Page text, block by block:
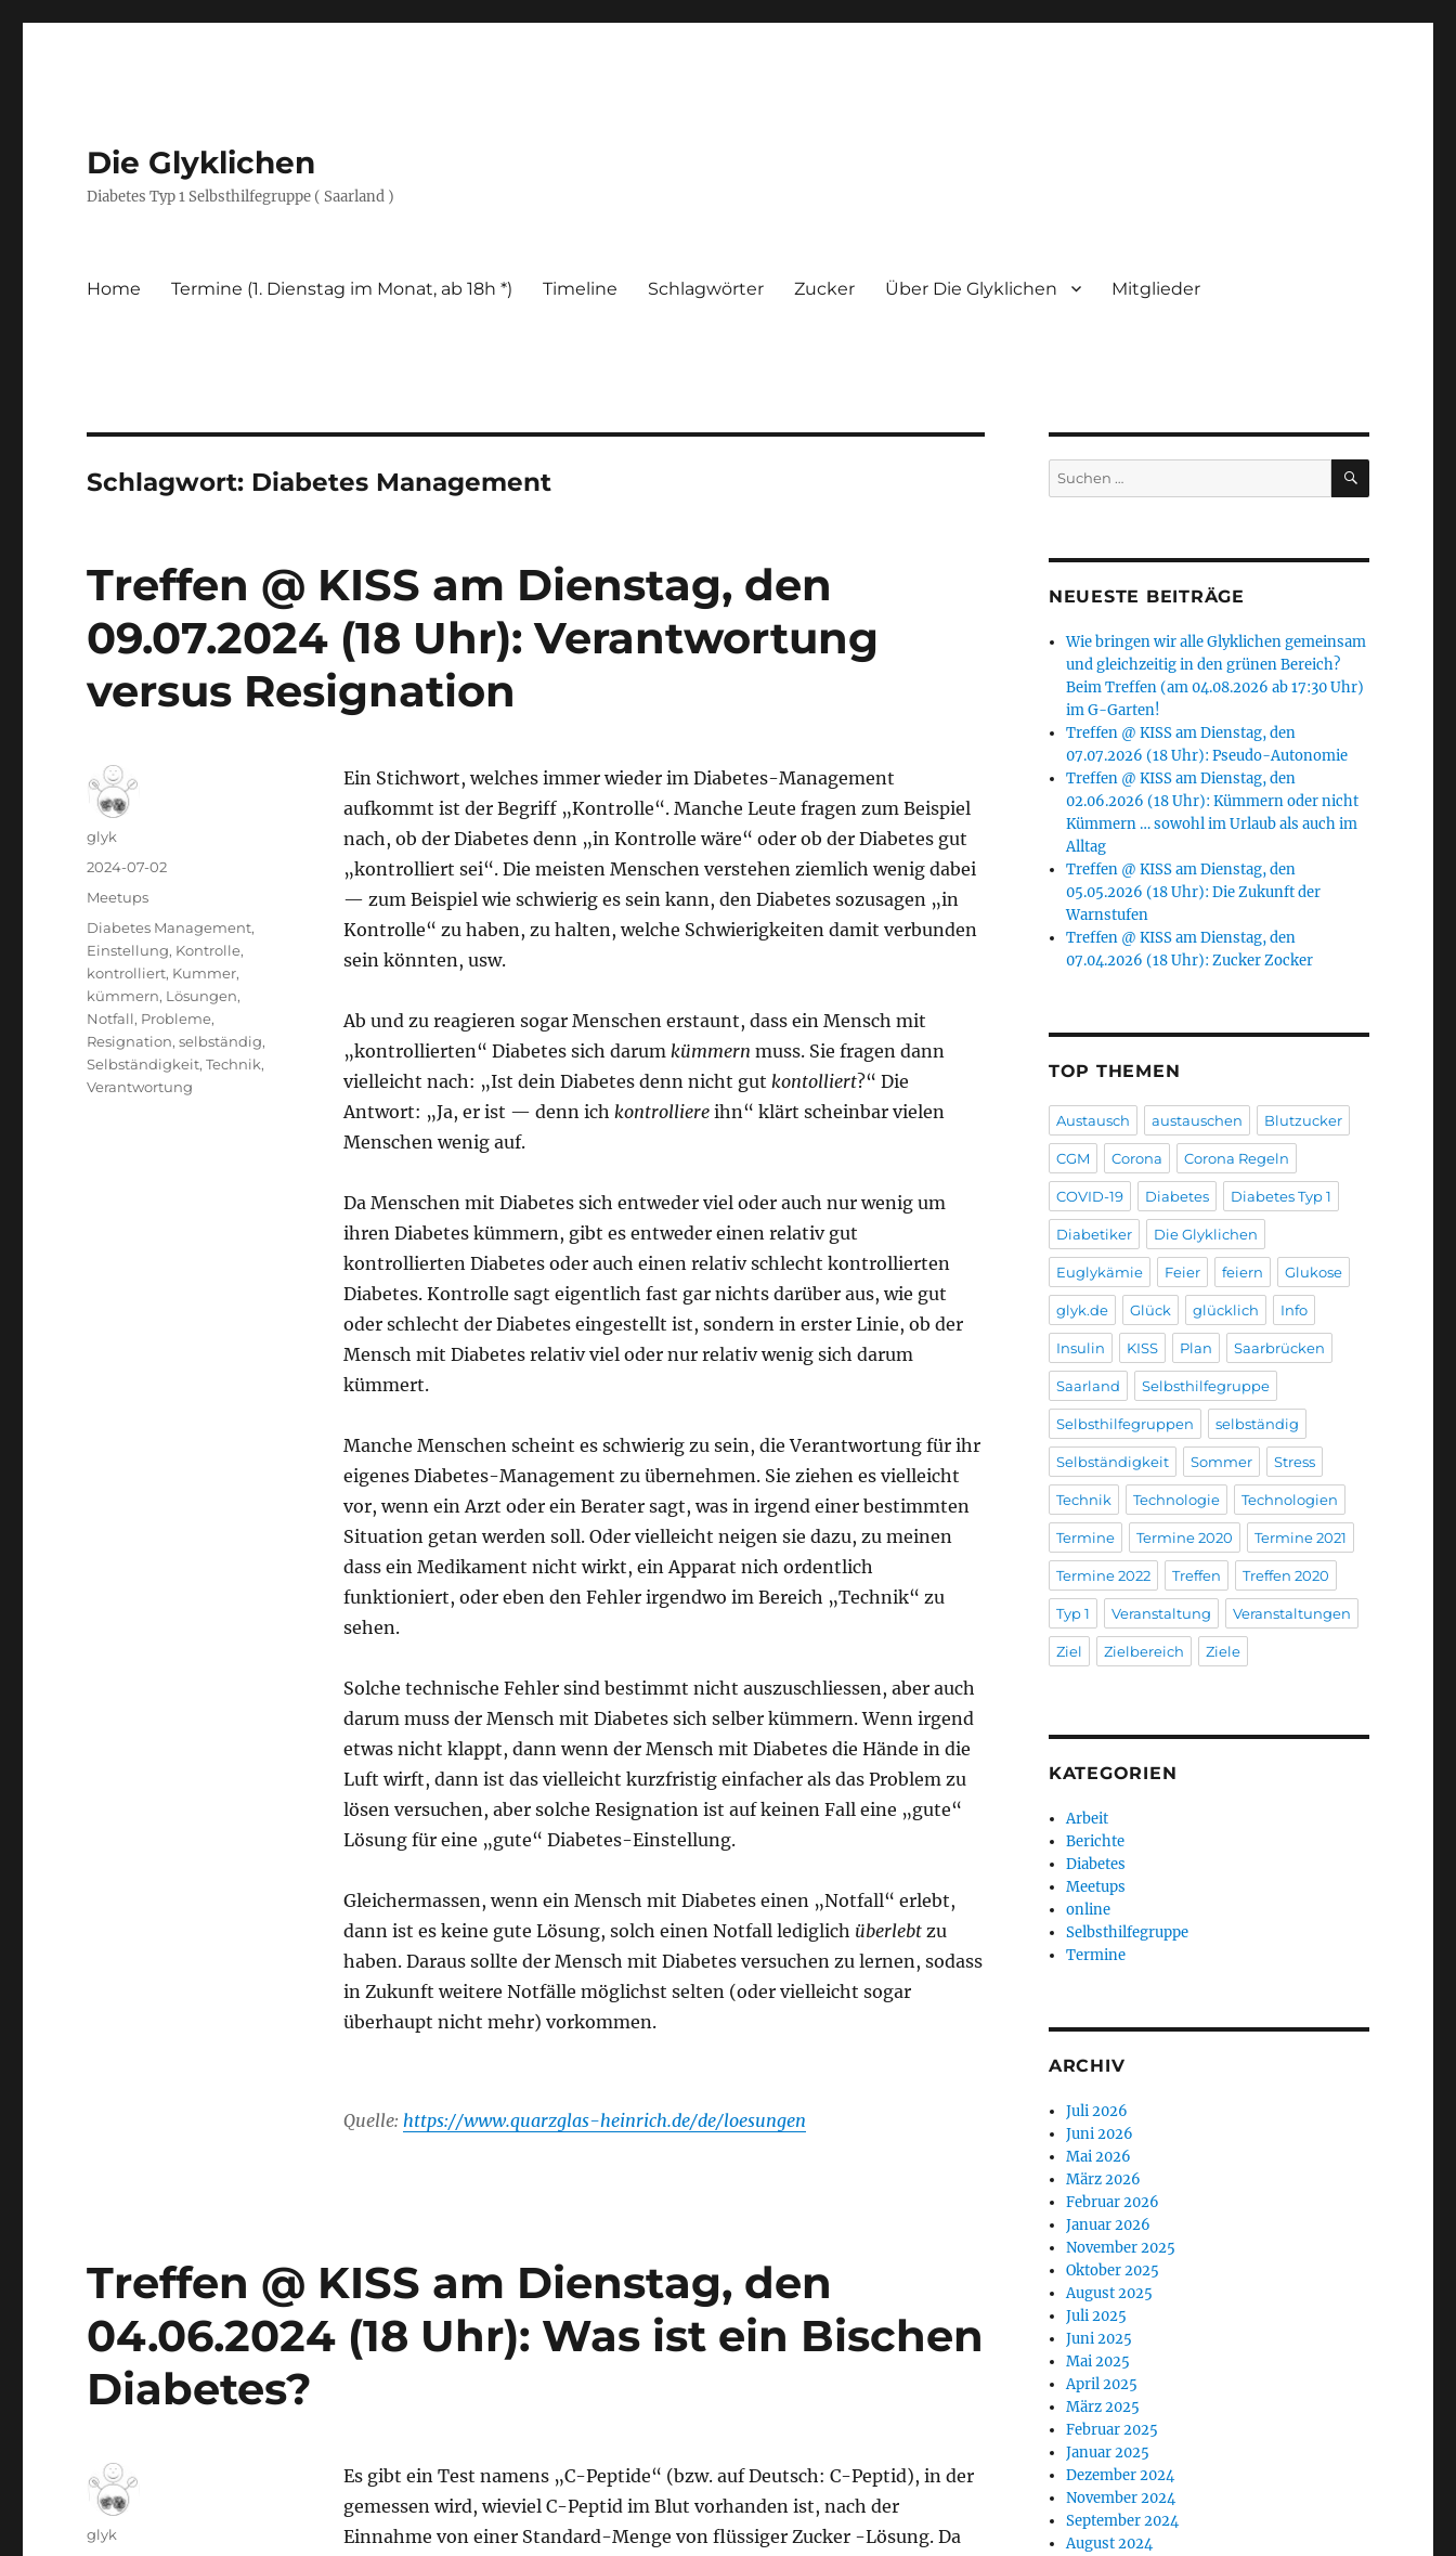
Die Glyklichen
Diabetes Typ 1 Selbsthilfegruppe ( Saarland )
Home Termine (1. Dienstag im Monat, ab 18h *) Timeline Schlagwörter Zucker Über Die Glyklichen Mitglieder
Schlagwort: Diabetes Management
Treffen @ KISS am Dienstag, den
09.07.2024 (18 Uhr): Verantwortung
versus Resignation
Ein Stichwort, welches immer wieder im Diabetes-Management
aufkommt ist der Begriff „Kontrolle“. Manche Leute fragen zum Beispiel
nach, ob der Diabetes denn „in Kontrolle wäre“ oder ob der Diabetes gut
„kontrolliert sei“. Die meisten Menschen verstehen ziemlich wenig dabei
— zum Beispiel wie schwierig es sein kann, den Diabetes sozusagen „in
Kontrolle“ zu haben, zu halten, welche Schwierigkeiten damit verbunden
sein könnten, usw.
Ab und zu reagieren sogar Menschen erstaunt, dass ein Mensch mit
„kontrollierten“ Diabetes sich darum kümmern muss. Sie fragen dann
vielleicht nach: „Ist dein Diabetes denn nicht gut kontolliert?“ Die
Antwort: „Ja, er ist — denn ich kontrolliereihn“ klärt scheinbar vielen
Menschen wenig auf.
Da Menschen mit Diabetes sich entweder viel oder auch nur wenig um
ihren Diabetes kümmern, gibt es entweder einen relativ gut
kontrollierten Diabetes oder auch einen relativ schlecht kontrollierten
Diabetes. Kontrolle sagt eigentlich fast gar nichts darüber aus, wie gut
oder schlecht der Diabetes eingestellt ist, sondern in erster Linie, ob der
Mensch mit Diabetes relativ viel oder nur relativ wenig sich darum
kümmert.
Manche Menschen scheint es schwierig zu sein, die Verantwortung für ihr
eigenes Diabetes-Management zu übernehmen. Sie ziehen es vielleicht
vor, wenn ein Arzt oder ein Berater sagt, was in irgend einer bestimmten
Situation getan werden soll. Oder vielleicht neigen sie dazu, zu meinen
dass ein Medikament nicht wirkt, ein Apparat nich ordentlich
funktioniert, oder eben den Fehler irgendwo im Bereich „Technik“ zu
sehen.
Solche technische Fehler sind bestimmt nicht auszuschliessen, aber auch
darum muss der Mensch mit Diabetes sich selber kümmern. Wenn irgend
etwas nicht klappt, dann wenn der Mensch mit Diabetes die Hände in die
Luft wirft, dann ist das vielleicht kurzfristig einfacher als das Problem zu
lösen versuchen, aber solche Resignation ist auf keinen Fall eine „gute“
Lösung für eine „gute“ Diabetes-Einstellung.
Gleichermassen, wenn ein Mensch mit Diabetes einen „Notfall“ erlebt,
dann ist es keine gute Lösung, solch einen Notfall lediglich überlebtzu
haben. Daraus sollte der Mensch mit Diabetes versuchen zu lernen, sodass
in Zukunft weitere Notfälle möglichst selten (oder vielleicht sogar
überhaupt nicht mehr) vorkommen.
Quelle: https://www.quarzglas-heinrich.de/de/loesungen
Autor
glyk
Veröffentlicht
2024-07-02
Kategorien
Meetups
Schlagwörter
Diabetes Management,
Einstellung, Kontrolle,
kontrolliert, Kummer,
kümmern, Lösungen,
Notfall, Probleme,
Resignation,selbständig,
Selbständigkeit,Technik,
Verantwortung
Treffen @ KISS am Dienstag, den
04.06.2024 (18 Uhr): Was ist ein Bischen
Diabetes?
Es gibt ein Test namens „C-Peptide“ (bzw. auf Deutsch: C-Peptid), in der
gemessen wird, wieviel C-Peptid im Blut vorhanden ist, nach der
Einnahme von einer Standard-Menge von flüssiger Zucker -Lösung. Da
Autor
glyk
Suchen
nach:
SUCHEN
NEUESTE BEITRÄGE
Wie bringen wir alle Glyklichen gemeinsam
und gleichzeitig in den grünen Bereich?
Beim Treffen (am 04.08.2026 ab 17:30 Uhr)
im G-Garten!
Treffen @ KISS am Dienstag, den
07.07.2026 (18 Uhr): Pseudo-Autonomie
Treffen @ KISS am Dienstag, den
02.06.2026 (18 Uhr): Kümmern oder nicht
Kümmern … sowohl im Urlaub als auch im
Alltag
Treffen @ KISS am Dienstag, den
05.05.2026 (18 Uhr): Die Zukunft der
Warnstufen
Treffen @ KISS am Dienstag, den
07.04.2026 (18 Uhr): Zucker Zocker
TOP THEMEN
Austausch austauschen Blutzucker
CGM Corona Corona Regeln
COVID-19 Diabetes Diabetes Typ 1
Diabetiker Die Glyklichen
Euglykämie Feier feiern Glukose
glyk.de Glück glücklich Info
Insulin KISS Plan Saarbrücken
Saarland Selbsthilfegruppe
Selbsthilfegruppen selbständig
Selbständigkeit Sommer Stress
Technik Technologie Technologien
Termine Termine 2020 Termine 2021
Termine 2022 Treffen Treffen 2020
Typ 1 Veranstaltung Veranstaltungen
Ziel Zielbereich Ziele
KATEGORIEN
Arbeit
Berichte
Diabetes
Meetups
online
Selbsthilfegruppe
Termine
ARCHIV
Juli 2026
Juni 2026
Mai 2026
März 2026
Februar 2026
Januar 2026
November 2025
Oktober 2025
August 2025
Juli 2025
Juni 2025
Mai 2025
April 2025
März 2025
Februar 2025
Januar 2025
Dezember 2024
November 2024
September 2024
August 2024